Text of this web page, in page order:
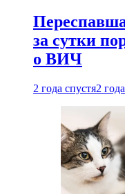
за сутки
о ВИЧ
2 года спустя2